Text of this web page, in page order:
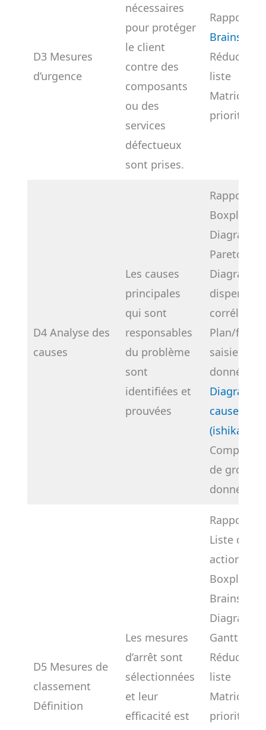
D3 Mesures
d’urgence
nécessaires
pour protéger
le client
contre des
composants
ou des
services
défectueux
sont prises.
Rapport
Réduction
liste
Matrice
priorités
D4 Analyse des
causes
Les causes
principales
qui sont
responsables
du problème
sont
identifiées et
prouvées
Rapport
Boxplot
Pareto
dispersion,
corrélation
Plan/
saisie des
données
cause à
(ishikawa)
de
données
D5 Mesures de
classement
Définition
Les mesures
d’arrêt sont
sélectionnées
et leur
efficacité est
Rapport
Liste des
actions
Boxplot
Gantt
Réduction
liste
Matrice
priorités